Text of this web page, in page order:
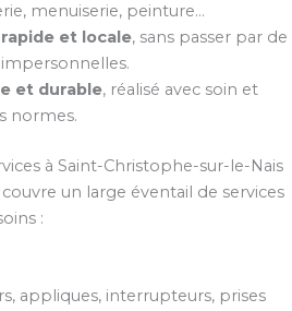
menuiserie, peinture…
et locale, sans passer par de
et durable, réalisé avec soin et
normes.
à Saint-Christophe-sur-le-Nais
un large éventail de services
:
appliques, interrupteurs, prises